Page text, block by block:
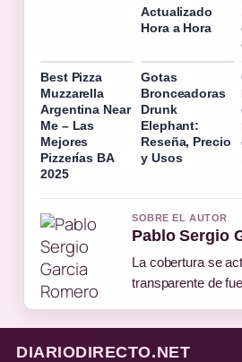
Actualizado
Hora a Hora
Best Pizza
Muzzarella
Argentina Near
Me – Las
Mejores
Pizzerías BA
2025
Gotas
Bronceadoras
Drunk
Elephant:
Reseña, Precio
y Usos
SOBRE EL AUTOR
Pablo Sergio
La cobertura se
transparente de
DIARIODIRECTO.NET